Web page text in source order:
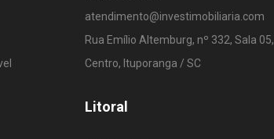
atendimento@investimobiliaria.com
Rua Emílio Altemburg, nº 332, Sala 05,
Centro, Ituporanga / SC
Litoral